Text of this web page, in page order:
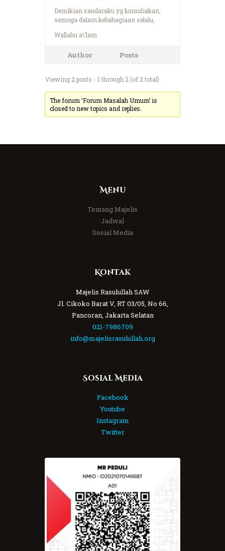
Demikian saudaraku yg kumuliakan,
semoga dalam kebahagiaan selalu,
Wallahu a\’lam
Author Posts
Viewing 2 posts - 1 through 2 (of 2 total)
The forum ‘Forum Masalah Umum’ is
closed to new topics and replies.
Menu
Tentang Majelis
Jadwal
Sosial Media
Kontak
Majelis Rasulullah SAW
Jl. Cikoko Barat V, RT 03/05, No 66,
Pancoran, Jakarta Selatan
021-7986709
info@majelisrasulullah.org
Sosial Media
Facebook
Youtube
Instagram
Twitter